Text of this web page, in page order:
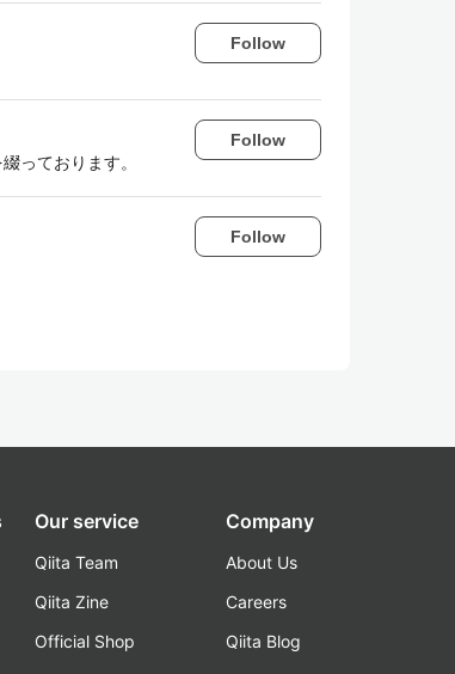
Follow
っております。
Follow
Follow
Our service
Qiita Team
Qiita Zine
Official Shop
Company
About Us
Careers
Qiita Blog